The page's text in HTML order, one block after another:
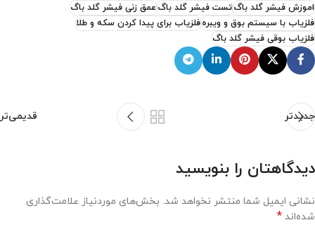
اموزش فیشر گلد باگتست فیشر گلد باگعمق زنی فیشر گلد باگ
فلزیاب با سیستم بوق و ویبرهفلزیاب برای پیدا کردن سکه و طلا
فلزیاب بوقی فیشر گلد باگ
جدیدتر قدیمی‌تر
دیدگاهتان را بنویسید
نشانی ایمیل شما منتشر نخواهد شد. بخش‌های موردنیاز علامت‌گذاری
شده‌اند *